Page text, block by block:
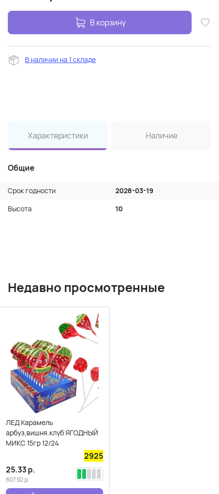
В корзину
В наличии на 1 складе
Характеристики Наличие
Общие
Срок годности
2028-03-19
Высота
10
Недавно просмотренные
ЛЕД Карамель
арбуз,вишня.клуб ЯГОДНЫЙ
МИКС 15гр 12/24
2925
25.33р.
607.92р.